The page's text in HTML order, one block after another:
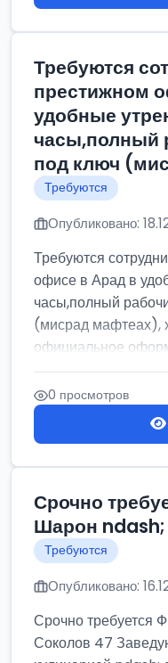
Требуются
престижном
удобные
часы,полный
под ключ
Требуются
Опубликовано:
Требуются
офисе в Арад в
часы,полный
(мисрад мафтеах),
официальное
0 просмотров
Срочно
Шарон ndash;
Требуются
Опубликовано:
Срочно требуется
Соколов 47